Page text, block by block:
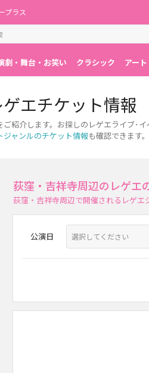
プラス
劇・舞台・お笑い クラシック アート
エチケット情報
ご紹介します。お探しのレゲエライブ･
ャンルのチケット情報も確認できます。
荻窪・吉祥寺周辺のレゲエ
荻窪・吉祥寺周辺で開催されるレゲ
公演日